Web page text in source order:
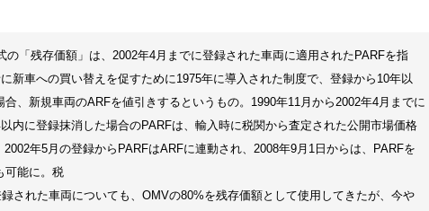
の「残存価額」は、2002年4月までに登録された車両に適用されたPARFを指
新車への買い替えを促すために1975年に導入された制度で、登録から10年以
、新規車両のARFを値引きするというもの。1990年11月から2002年4月までに
内に登録抹消した場合のPARFは、輸入時に税関から査定された公開市場価格
年5月の登録からPARFはARFに連動され、2008年9月1日からは、PARFを
可能に。税
された車両についても、OMVの80%を残存価額として使用してきたが、今や